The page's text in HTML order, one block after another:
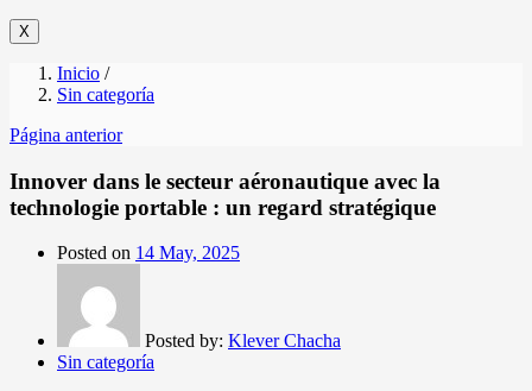
X
Inicio /
Sin categoría
Página anterior
Innover dans le secteur aéronautique avec la
technologie portable : un regard stratégique
Posted on 14 May, 2025
Posted by: Klever Chacha
Sin categoría